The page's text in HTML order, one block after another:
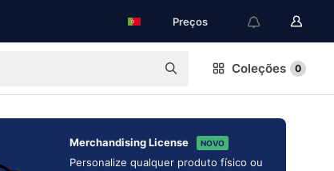
Preços
Coleções 0
Merchandising License NOVO
Personalize qualquer produto físico ou